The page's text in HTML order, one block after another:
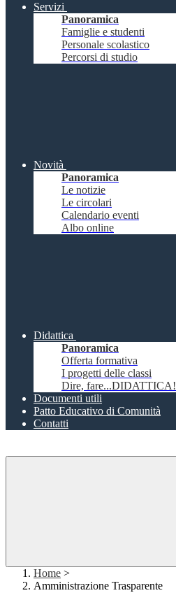
Servizi
Panoramica
Famiglie e studenti
Personale scolastico
Percorsi di studio
Novità
Panoramica
Le notizie
Le circolari
Calendario eventi
Albo online
Didattica
Panoramica
Offerta formativa
I progetti delle classi
Dire, fare...DIDATTICA!
Documenti utili
Patto Educativo di Comunità
Contatti
Home >
Amministrazione Trasparente